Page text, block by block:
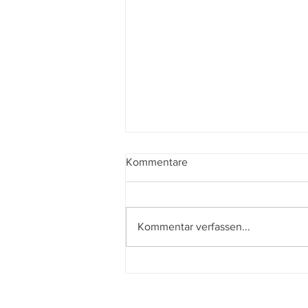
Kommentare
Kommentar verfassen...